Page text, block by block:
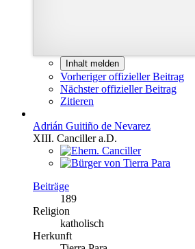
Inhalt melden
Vorheriger offizieller Beitrag
Nächster offizieller Beitrag
Zitieren
Adrián Guitiño de Nevarez
XIII. Canciller a.D.
Beiträge
189
Religion
katholisch
Herkunft